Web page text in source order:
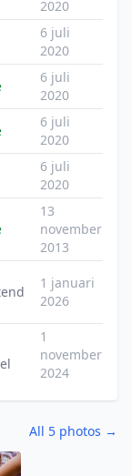
2020
6 juli
2020
6 juli
2020
6 juli
2020
6 juli
2020
13
november
2013
1 januari
2026
1
november
2024
All 5 photos →